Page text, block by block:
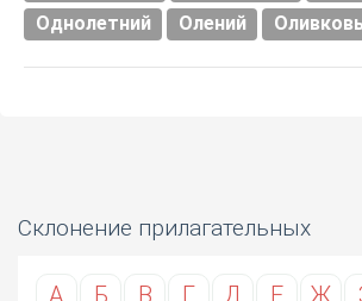
Однолетний
Олений
Склонение прилагательных
А Б В Г Д Е Ж